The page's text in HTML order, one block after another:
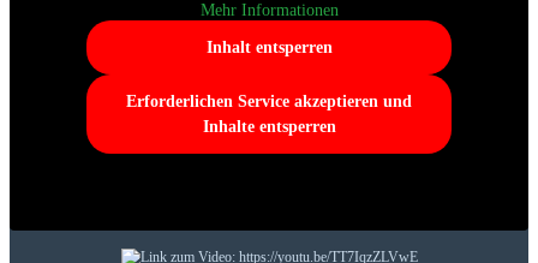
Mehr Informationen
Inhalt entsperren
Erforderlichen Service akzeptieren und
Inhalte entsperren